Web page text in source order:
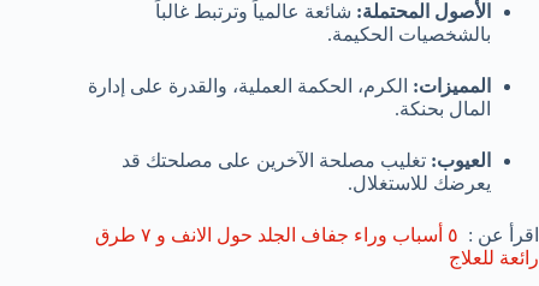
الأصول المحتملة: شائعة عالمياً وترتبط غالباً
بالشخصيات الحكيمة.
المميزات: الكرم، الحكمة العملية، والقدرة على إدارة
المال بحنكة.
العيوب: تغليب مصلحة الآخرين على مصلحتك قد
يعرضك للاستغلال.
اقرأ عن :
٥ أسباب وراء جفاف الجلد حول الانف و ٧ طرق
رائعة للعلاج